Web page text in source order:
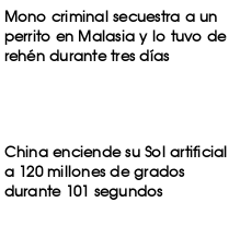
Mono criminal secuestra a un
perrito en Malasia y lo tuvo de
rehén durante tres días
China enciende su Sol artificial
a 120 millones de grados
durante 101 segundos